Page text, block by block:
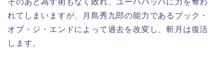
れてしまいますが、月島秀九郎の能力 であるブック・
オブ・ジ・エンドによって過去を改変し、斬月は復活
します。